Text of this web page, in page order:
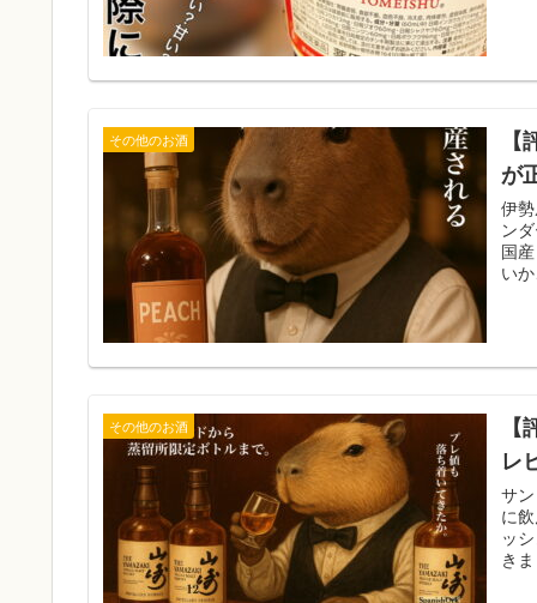
その他のお酒
が
伊
ン
国
い
その他のお酒
レ
サ
に
ッ
き